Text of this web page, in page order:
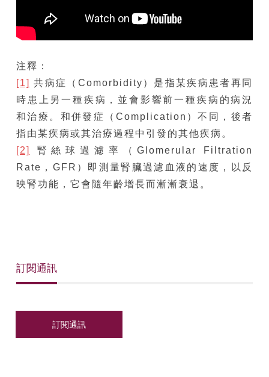
注釋：
[1] 共病症（Comorbidity）是指某疾病患者再同
時患上另一種疾病，並會影響前一種疾病的病況
和治療。和併發症（Complication）不同，後者
指由某疾病或其治療過程中引發的其他疾病。
[2]
腎絲球過濾率（Glomerular Filtration
Rate，GFR）即測量腎臟過濾血液的速度，以反
映腎功能，它會隨年齡增長而漸漸衰退。
訂閱通訊